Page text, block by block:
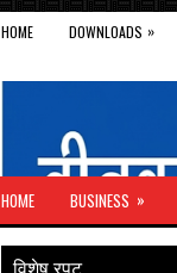
HOME DOWNLOADS »
HOME BUSINESS »
विशेष रपट